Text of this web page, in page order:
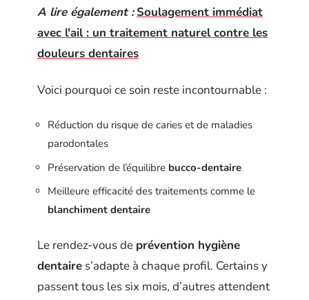
A lire également : Soulagement immédiat
avec l'ail : un traitement naturel contre les
douleurs dentaires
Voici pourquoi ce soin reste incontournable :
Réduction du risque de caries et de maladies
parodontales
Préservation de l’équilibre bucco-dentaire
Meilleure efficacité des traitements comme le
blanchiment dentaire
Le rendez-vous de prévention hygiène
dentaire s’adapte à chaque profil. Certains y
passent tous les six mois, d’autres attendent